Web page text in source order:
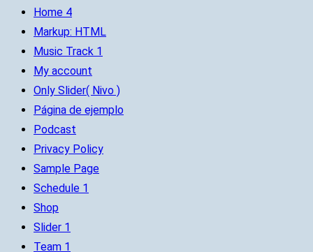
Home 4
Markup: HTML
Music Track 1
My account
Only Slider( Nivo )
Página de ejemplo
Podcast
Privacy Policy
Sample Page
Schedule 1
Shop
Slider 1
Team 1